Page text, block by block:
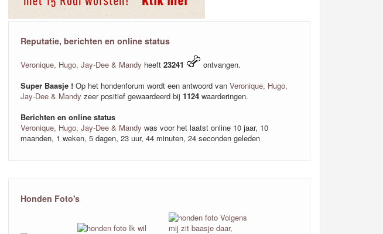
Reputatie, berichten en online status
Veronique, Hugo, Jay-Dee & Mandy heeft 23241
ontvangen.
Super Baasje ! Op het hondenforum wordt een antwoord van Veronique, Hugo,
Jay-Dee & Mandy zeer positief gewaardeerd bij 1124 waarderingen.
Berichten en online status
Veronique, Hugo, Jay-Dee & Mandy was voor het laatst online 10 jaar, 10
maanden, 1 weken, 5 dagen, 23 uur, 44 minuten, 24 seconden geleden
Honden Foto's